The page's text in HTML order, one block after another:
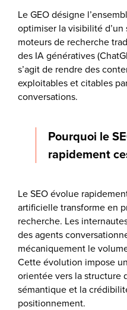
Le GEO désigne
optimiser la visibilité
moteurs de recherche
des IA génératives
s’agit de rendre des
exploitables et citables
conversations.
Pourquoi le
rapidement
Le SEO évolue
artificielle transforme en
recherche. Les
des agents
mécaniquement le
Cette évolution impose
orientée vers la structure
sémantique et la
positionnement.